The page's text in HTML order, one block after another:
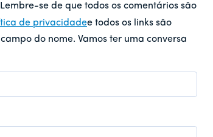
se de que todos os comentários são
de privacidadee todos os links são
do nome. Vamos ter uma conversa